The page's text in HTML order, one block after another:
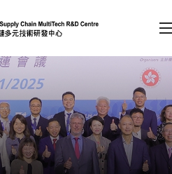
回车键）
会员登录
A A EN 繁 简